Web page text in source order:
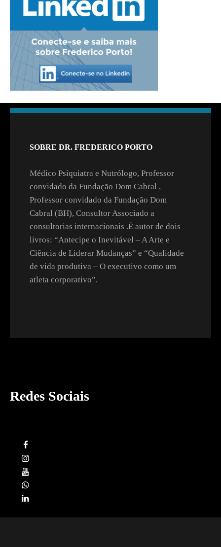
SOBRE DR. FREDERICO PORTO
Médico Psiquiatra e Nutrólogo, Professor
convidado da Fundação Dom Cabral ,
Professor convidado da Fundação Dom
Cabral (BH), Consultor Associado a
consultorias internacionais .É autor de dois
livros: “Antecipe o Inevitável – A Arte e
Ciência de Liderar Mudanças” e “Qualidade
de vida produtiva – O executivo como um
atleta corporativo”.
Redes Sociais